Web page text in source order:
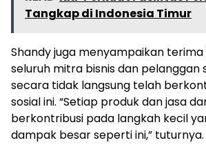
Tangkap di Indonesia Timur
Shandy juga menyampaikan
seluruh mitra bisnis dan pelanggan
secara tidak langsung telah
sosial ini. “Setiap produk dan jasa
berkontribusi pada langkah kecil
dampak besar seperti ini,” tuturnya.